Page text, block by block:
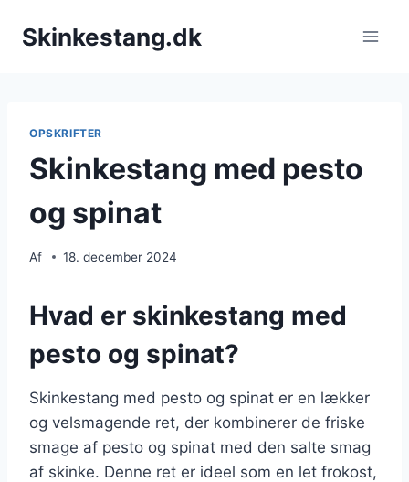
Skinkestang.dk
OPSKRIFTER
Skinkestang med pesto
og spinat
Af 18. december 2024
Hvad er skinkestang med
pesto og spinat?
Skinkestang med pesto og spinat er en lækker
og velsmagende ret, der kombinerer de friske
smage af pesto og spinat med den salte smag
af skinke. Denne ret er ideel som en let frokost,